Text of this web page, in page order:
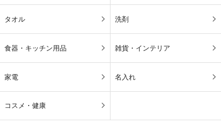
タオル 洗剤
食器・キッチン用品 雑貨・インテリア
家電 名入れ
コスメ・健康